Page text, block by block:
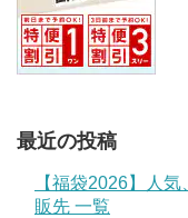
最近の投稿
【福袋2026】人
販先 一覧